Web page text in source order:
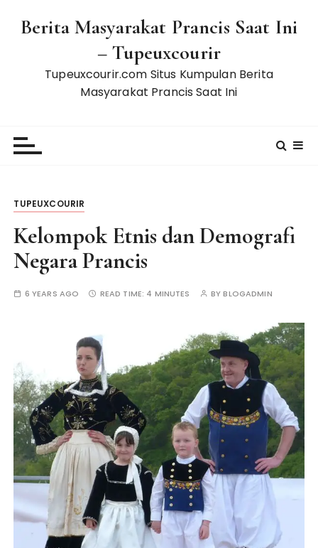
Berita Masyarakat Prancis Saat Ini
– Tupeuxcourir
Tupeuxcourir.com Situs Kumpulan Berita
Masyarakat Prancis Saat Ini
TUPEUXCOURIR
Kelompok Etnis dan Demografi
Negara Prancis
6 YEARS AGO READ TIME: 4 MINUTES BYBLOGADMIN